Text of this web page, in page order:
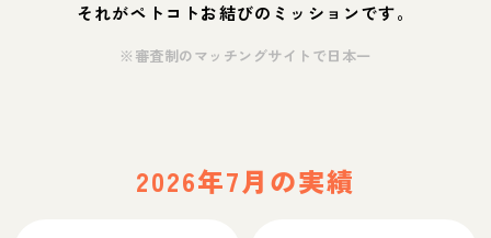
それがペトコトお結びのミッションです。
※審査制のマッチングサイトで日本一
2026年7月の実績